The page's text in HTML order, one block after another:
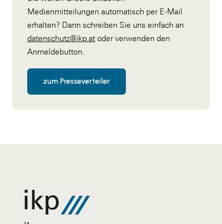
Medienmitteilungen automatisch per E-Mail
erhalten? Dann schreiben Sie uns einfach an
datenschutz@ikp.at oder verwenden den
Anmeldebutton.
zum Presseverteiler